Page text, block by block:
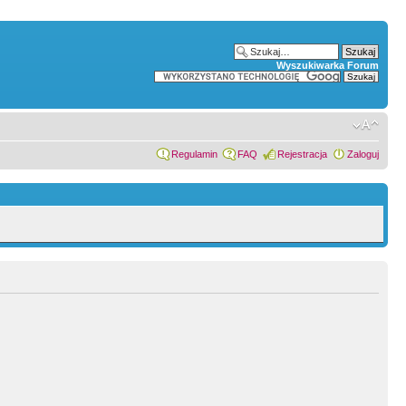
Wyszukiwarka Forum
Regulamin FAQ Rejestracja Zaloguj